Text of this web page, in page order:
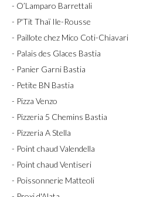
- O’Lamparo Barrettali
- P'Tit Thaï Ile-Rousse
- Paillote chez Mico Coti-Chiavari
- Palais des Glaces Bastia
- Panier Garni Bastia
- Petite BN Bastia
- Pizza Venzo
- Pizzeria 5 Chemins Bastia
- Pizzeria A Stella
- Point chaud Valendella
- Point chaud Ventiseri
- Poissonnerie Matteoli